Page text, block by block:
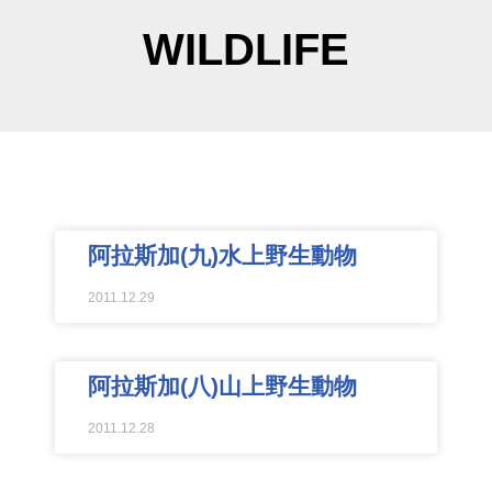
WILDLIFE
阿拉斯加(九)水上野生動物
2011.12.29
阿拉斯加(八)山上野生動物
2011.12.28